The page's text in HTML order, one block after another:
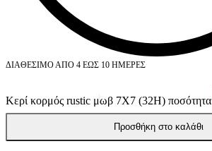
ΔΙΑΘΈΣΙΜΟ ΑΠΌ 4 ΈΩΣ 10 ΗΜΈΡΕΣ
Κερί κορμός rustic μωβ 7Χ7 (32Η) ποσότητα
Προσθήκη στο καλάθι